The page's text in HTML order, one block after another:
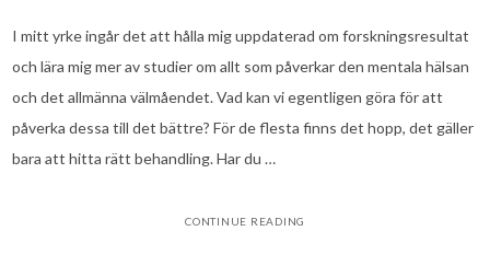
I mitt yrke ingår det att hålla mig uppdaterad om forskningsresultat
och lära mig mer av studier om allt som påverkar den mentala hälsan
och det allmänna välmåendet. Vad kan vi egentligen göra för att
påverka dessa till det bättre? För de flesta finns det hopp, det gäller
bara att hitta rätt behandling. Har du …
CONTINUE READING